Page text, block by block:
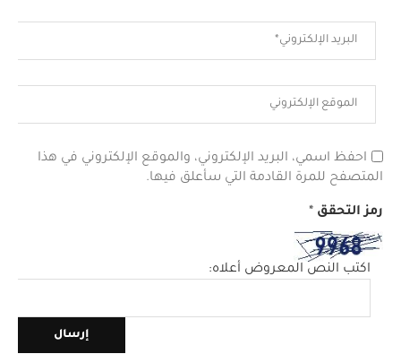
احفظ اسمي، البريد الإلكتروني، والموقع الإلكتروني في هذا
المتصفح للمرة القادمة التي سأعلق فيها.
رمز التحقق *
اكتب النص المعروض أعلاه: